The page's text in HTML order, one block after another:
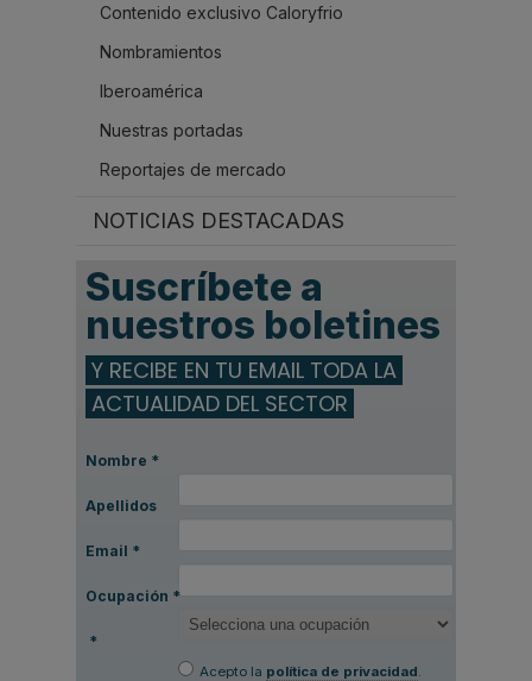
Contenido exclusivo Caloryfrio
Nombramientos
Iberoamérica
Nuestras portadas
Reportajes de mercado
NOTICIAS DESTACADAS
Suscríbete a
nuestros boletines
Y RECIBE EN TU EMAIL TODA LA
ACTUALIDAD DEL SECTOR
Nombre *
Apellidos
Email *
Ocupación *
*
Acepto la política de privacidad.